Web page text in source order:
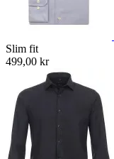
Slim fit
499,00 kr